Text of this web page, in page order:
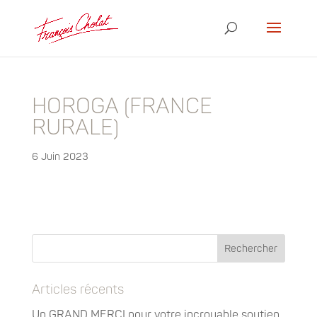
HOROGA (FRANCE
RURALE)
6 Juin 2023
Articles récents